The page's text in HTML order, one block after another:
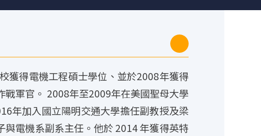
獲得電機工程碩士學位、並於2008年獲得
軍官。 2008年至2009年在美國聖母大學
年加入國立陽明交通大學擔任副教授及梁
電機系副系主任。他於 2014 年獲得英特